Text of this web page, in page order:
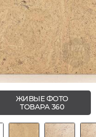
ЖИВЫЕ ФОТО
ТОВАРА 360